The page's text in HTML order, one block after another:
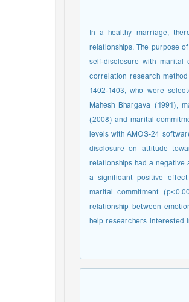
In a healthy marriage,
relationships. The purpose
self-disclosure with marital
correlation research
1402-1403, who were
Mahesh Bhargava (1991),
(2008) and marital
levels with AMOS-24
disclosure on attitude
relationships had a
a significant positive
marital commitment
relationship between
help researchers interested